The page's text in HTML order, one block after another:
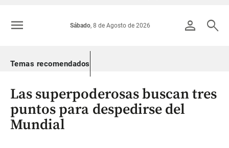
Colombia
person search
Sábado, 8 de Agosto de 2026
menu
Temas recomendados
Las superpoderosas buscan tres
puntos para despedirse del
Mundial